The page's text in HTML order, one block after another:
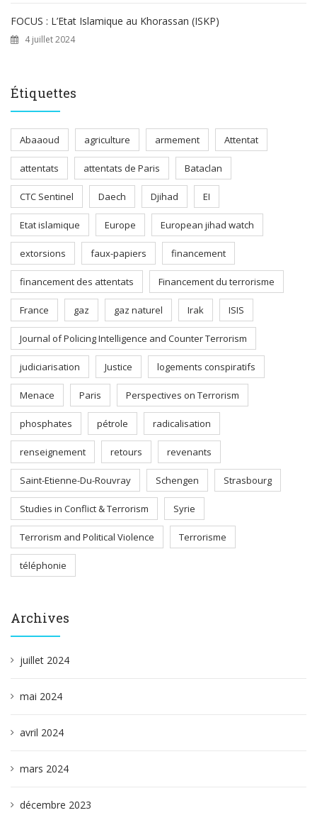
FOCUS : L’Etat Islamique au Khorassan (ISKP)
4 juillet 2024
Étiquettes
Abaaoud agriculture armement Attentat
attentats attentats de Paris Bataclan
CTC Sentinel Daech Djihad EI
Etat islamique Europe European jihad watch
extorsions faux-papiers financement
financement des attentats Financement du terrorisme
France gaz gaz naturel Irak ISIS
Journal of Policing Intelligence and Counter Terrorism
judiciarisation Justice logements conspiratifs
Menace Paris Perspectives on Terrorism
phosphates pétrole radicalisation
renseignement retours revenants
Saint-Etienne-Du-Rouvray Schengen Strasbourg
Studies in Conflict & Terrorism Syrie
Terrorism and Political Violence Terrorisme
téléphonie
Archives
juillet 2024
mai 2024
avril 2024
mars 2024
décembre 2023